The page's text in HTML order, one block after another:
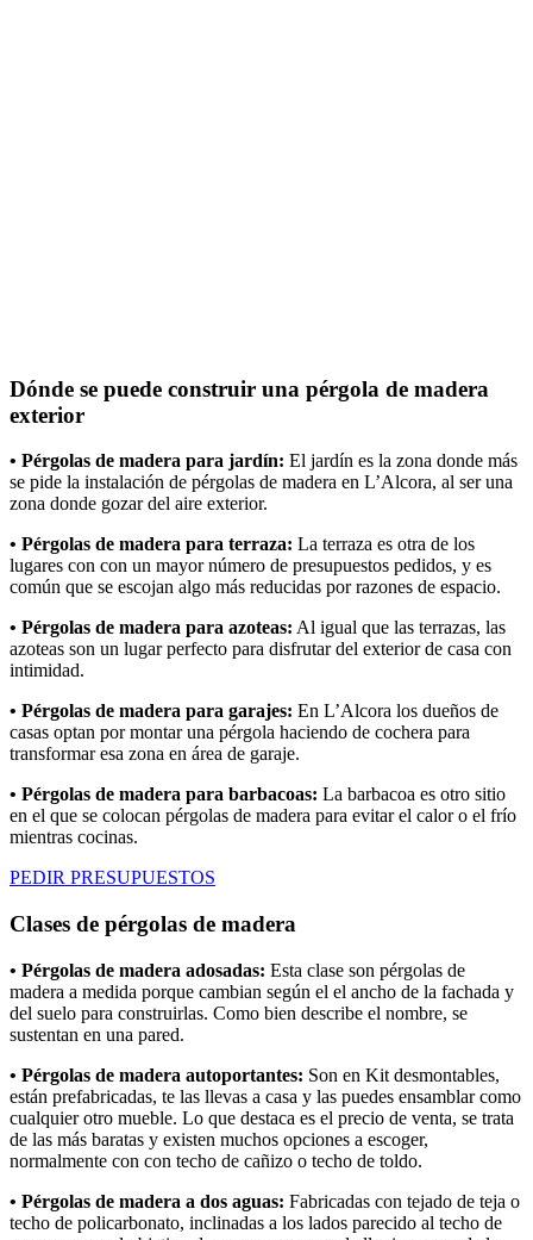
Dónde se puede construir una pérgola de madera
exterior
• Pérgolas de madera para jardín: El jardín es la zona donde más
se pide la instalación de pérgolas de madera en L’Alcora, al ser una
zona donde gozar del aire exterior.
• Pérgolas de madera para terraza: La terraza es otra de los
lugares con con un mayor número de presupuestos pedidos, y es
común que se escojan algo más reducidas porrazones de espacio.
• Pérgolas de madera para azoteas: Al igual que las terrazas, las
azoteas son un lugar perfecto para disfrutar del exterior de casa con
intimidad.
• Pérgolas de madera para garajes: En L’Alcora los dueños de
casas optan por montar una pérgola haciendo de cochera para
transformar esa zona en área de garaje.
• Pérgolas de madera para barbacoas: La barbacoa es otro sitio
en el que se colocan pérgolas de madera para evitar el calor o el frío
mientras cocinas.
PEDIR PRESUPUESTOS
Clases de pérgolas de madera
• Pérgolas de madera adosadas: Esta clase son pérgolas de
madera a medida porque cambian según el el ancho de la fachada y
del suelo para construirlas. Como bien describe el nombre, se
sustentan en una pared.
• Pérgolas de madera autoportantes: Son en Kit desmontables,
están prefabricadas, te las llevas a casa y las puedes ensamblar como
cualquier otro mueble. Lo que destaca es el precio de venta, se trata
de las más baratas y existen muchos opciones a escoger,
normalmente con con techo de cañizo o techo de toldo.
• Pérgolas de madera a dos aguas: Fabricadas con tejado de teja o
techo de policarbonato, inclinadas a los lados parecido al techo de